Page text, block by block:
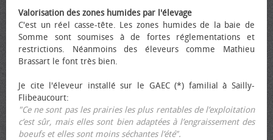
Valorisation des zones humides par l'élevage
C'est un réel casse-tête. Les zones humides de la baie de
Somme sont soumises à de fortes réglementations et
restrictions. Néanmoins des éleveurs comme Mathieu
Brassart le font très bien.
Je cite l'éleveur installé sur le GAEC (*) familial à Sailly-
Flibeaucourt:
"Ce ne sont pas les prairies les plus rentables de l’exploitation
c’est sûr, mais elles sont bien adaptées à l’engraissement des
bœufs et elles sont moins séchantes l’été".